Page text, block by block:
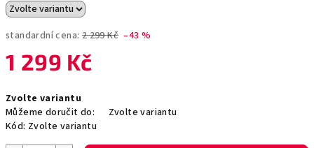
standardní cena: 2 299 Kč –43 %
1 299 Kč
cena:
Zvolte variantu
Můžeme doručit do:
Zvolte variantu
Kód: Zvolte variantu